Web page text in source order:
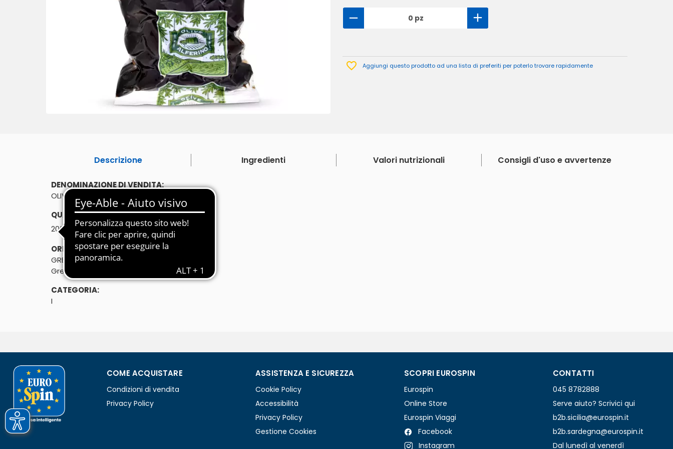
0 pz
Aggiungi questo prodotto ad una lista di preferiti per poterlo trovare rapidamente
Descrizione Ingredienti Valori nutrizionali Consigli d'uso e avvertenze
DENOMINAZIONE DI VENDITA:
OLIVE NERE AL FORNO
QUANTITÀ:
200g
℮
ORIGINE:
GRECIA
Grecia
CATEGORIA:
I
COME ACQUISTARE
Condizioni di vendita
Privacy Policy
ASSISTENZA E SICUREZZA
Cookie Policy
Accessibilità
Privacy Policy
Gestione Cookies
SCOPRI EUROSPIN
Eurospin
Online Store
Eurospin Viaggi
Facebook
Instagram
CONTATTI
045 8782888
Serve aiuto? Scrivici qui
b2b.sicilia@eurospin.it
b2b.sardegna@eurospin.it
Dal lunedì al venerdì